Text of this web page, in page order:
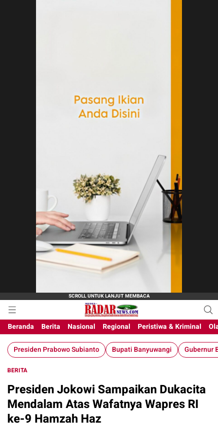
Beranda Berita Nasional Regional Peristiwa & Kriminal
Presiden Prabowo Subianto Bupati Banyuwangi Gubernur
BERITA
Presiden Jokowi Sampaikan Dukacita
Mendalam Atas Wafatnya Wapres RI
ke-9 Hamzah Haz